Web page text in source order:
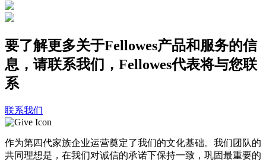
要了解更多关于Fellowes产品和服务的信
息，请联系我们，Fellowes代表将与您联
系
联系我们
作为第四代家族企业运营奠定了我们的文化基础。我们团队的
共同理想是，在我们对诚信的承诺下保持一致，巩固最重要的